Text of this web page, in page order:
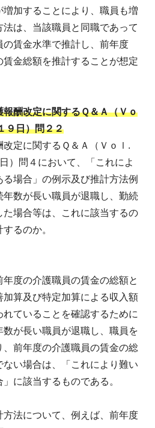
加することにより、職員も増
法は、当該職員と同職であって
賃金水準で推計し、前年度
賃金総額を推計することが想定
酬改定に関するＱ＆Ａ（Ｖｏ
９日）問２２
定に関するＱ＆Ａ（Ｖｏｌ.
）問４において、「これによ
場合」の例示及び推計方法例
数が長い職員が退職し、勤続
場合等は、これに該当するの
るのか。
年度の介護職員の賃金の総額と
算及び特定加算による収入額
ていることを確認するために
が長い職員が退職し、職員を
前年度の介護職員の賃金の総
い場合は、「これにより難い
に該当するものである。
方法について、例えば、前年度